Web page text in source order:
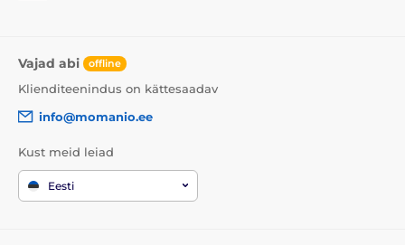
Vajad abi offline
Klienditeenindus on kättesaadav
info@momanio.ee
Kust meid leiad
Eesti